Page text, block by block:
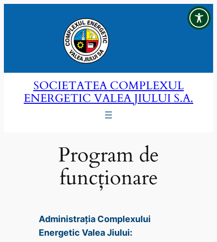
SOCIETATEA COMPLEXUL
ENERGETIC VALEA JIULUI S.A.
Program de
funcționare
Administrația Complexului
Energetic Valea Jiului: